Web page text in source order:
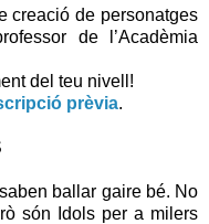
creació de personatges
de l’Acadèmia
del teu nivell!
prèvia.
ballar gaire bé. No
són Idols per a milers